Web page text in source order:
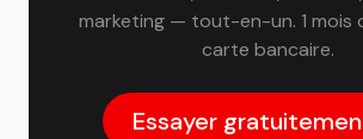
marketing — tout-en-un. 1 mois
carte bancaire.
Essayer